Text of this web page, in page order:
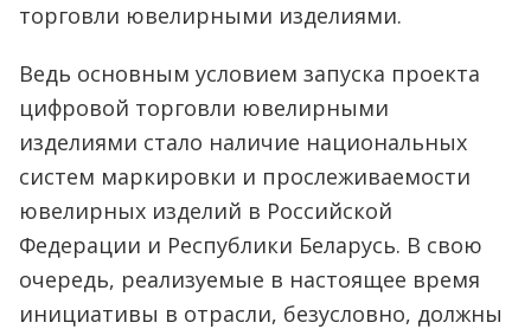
торговли ювелирными изделиями.
Ведь основным условием запуска проекта
цифровой торговли ювелирными
изделиями стало наличие национальных
систем маркировки и прослеживаемости
ювелирных изделий в Российской
Федерации и Республики Беларусь. В свою
очередь, реализуемые в настоящее время
инициативы в отрасли, безусловно, должны